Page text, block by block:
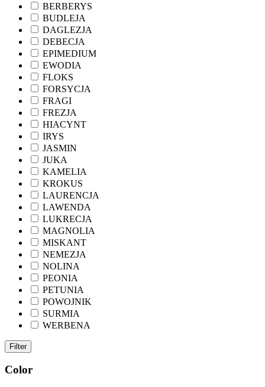
BERBERYS
BUDLEJA
DAGLEZJA
DEBECJA
EPIMEDIUM
EWODIA
FLOKS
FORSYCJA
FRAGI
FREZJA
HIACYNT
IRYS
JASMIN
JUKA
KAMELIA
KROKUS
LAURENCJA
LAWENDA
LUKRECJA
MAGNOLIA
MISKANT
NEMEZJA
NOLINA
PEONIA
PETUNIA
POWOJNIK
SURMIA
WERBENA
Filter
Color